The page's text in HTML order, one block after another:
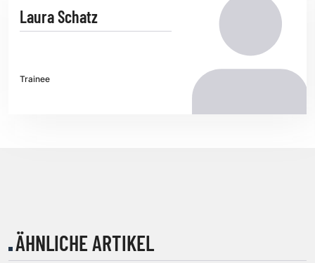
Laura Schatz
Trainee
ÄHNLICHE ARTIKEL